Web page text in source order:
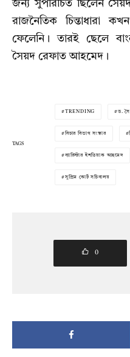
জন্য সুপরিচিত ছিলেন
রাজনৈতিক চিন্তাধারা
ফেলেনি। তারই ছেলে
সৈয়দ রেফাত আহমেদ।
TAGS
TRENDING ড.
বিচার বিভাগ সংস্কার
ব্যারিস্টার ইশতিয়াক আহমেদ
সুপ্রিম কোর্ট সচিবালয়
0